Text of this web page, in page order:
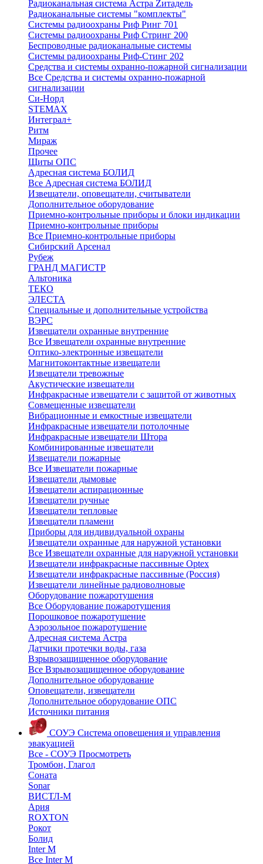
Радиоканальная система Астра Zитадель
Радиоканальные системы "комплекты"
Системы радиоохраны Риф Ринг 701
Системы радиоохраны Риф Стринг 200
Беспроводные радиоканальные системы
Системы радиоохраны Риф-Стинг 202
Средства и системы охранно-пожарной сигнализации
Все Средства и системы охранно-пожарной
сигнализации
Си-Норд
STEMAX
Интеграл+
Ритм
Мираж
Прочее
Щиты ОПС
Адресная система БОЛИД
Все Адресная система БОЛИД
Извещатели, оповещатели, считыватели
Дополнительное оборудование
Приемно-контрольные приборы и блоки индикации
Приемно-контрольные приборы
Все Приемно-контрольные приборы
Сибирский Арсенал
Рубеж
ГРАНД МАГИСТР
Альтоника
ТЕКО
ЭЛЕСТА
Специальные и дополнительные устройства
ВЭРС
Извещатели охранные внутренние
Все Извещатели охранные внутренние
Оптико-электронные извещатели
Магнитоконтактные извещатели
Извещатели тревожные
Акустические извещатели
Инфракрасные извещатели с защитой от животных
Совмещенные извещатели
Вибрационные и емкостные извещатели
Инфракрасные извещатели потолочные
Инфракрасные извещатели Штора
Комбинированные извещатели
Извещатели пожарные
Все Извещатели пожарные
Извещатели дымовые
Извещатели аспирационные
Извещатели ручные
Извещатели тепловые
Извещатели пламени
Приборы для индивидуальной охраны
Извещатели охранные для наружной установки
Все Извещатели охранные для наружной установки
Извещатели инфракрасные пассивные Optex
Извещатели инфракрасные пассивные (Россия)
Извещатели линейные радиоволновые
Оборудование пожаротушения
Все Оборудование пожаротушения
Порошковое пожаротушение
Аэрозольное пожаротушение
Адресная система Астра
Датчики протечки воды, газа
Взрывозащищенное оборудование
Все Взрывозащищенное оборудование
Дополнительное оборудование
Оповещатели, извещатели
Дополнительное оборудование ОПС
Источники питания
СОУЭ Система оповещения и управления
эвакуацией
Все - СОУЭ Просмотреть
Тромбон, Глагол
Соната
Sonar
ВИСТЛ-М
Ария
ROXTON
Рокот
Болид
Inter M
Все Inter M